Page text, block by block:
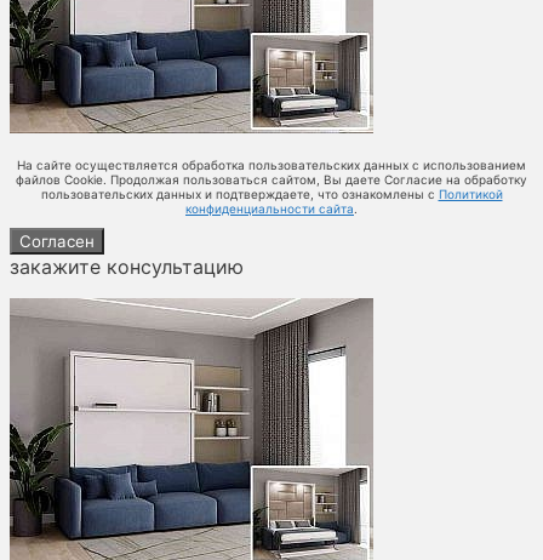
На сайте осуществляется обработка пользовательских данных с использованием
файлов Cookie. Продолжая пользоваться сайтом, Вы даете Согласие на обработку
пользовательских данных и подтверждаете, что ознакомлены с Политикой
конфиденциальности сайта
Согласен
закажите консультацию